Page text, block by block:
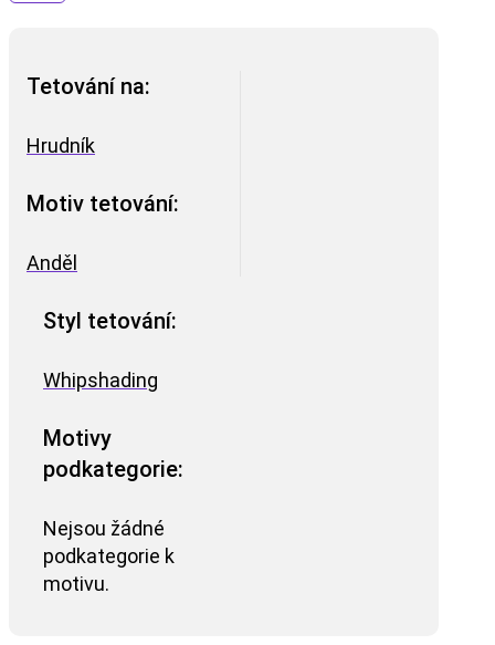
Tetování na:
Hrudník
Motiv tetování:
Anděl
Styl tetování:
Whipshading
Motivy
podkategorie:
Nejsou žádné
podkategorie k
motivu.